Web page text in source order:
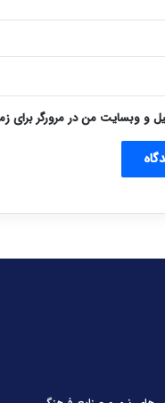
و وبسایت من در مرورگر برای